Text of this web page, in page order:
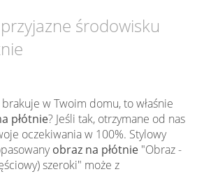
środowisku
brakuje w Twoim domu, to właśnie
płótnie? Jeśli tak, otrzymane od nas
oczekiwania w 100%. Stylowy
obraz na płótnie "Obraz -
szeroki" może z